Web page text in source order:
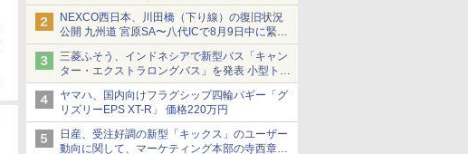
を紹介
NEXCO西日本、川田橋（下り線）の復旧状況
公開 九州道 宮原SA〜八代ICで8月9日中に緊急
車両を通行可能に
三菱ふそう、インドネシアで新型バス「キャン
ター・エクストラロングバス」を発表 小型トラ
ックベースの観光・旅客輸送向けバス
ヤマハ、国内向けフラグシップ四輪バギー「グ
リズリーEPS XT-R」 価格220万円
日産、受注好調の新型「キックス」のユーザー
動向に関して、マーケティング本部の寺西章氏